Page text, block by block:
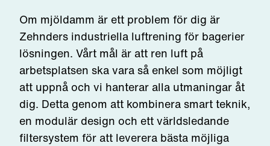
Om mjöldamm är ett problem för dig är
Zehnders industriella luftrening för bagerier
lösningen. Vårt mål är att ren luft på
arbetsplatsen ska vara så enkel som möjligt
att uppnå och vi hanterar alla utmaningar åt
dig. Detta genom att kombinera smart teknik,
en modulär design och ett världsledande
filtersystem för att leverera bästa möjliga